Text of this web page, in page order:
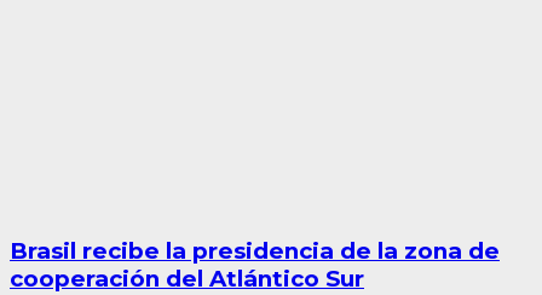
Brasil recibe la presidencia de la zona de
cooperación del Atlántico Sur